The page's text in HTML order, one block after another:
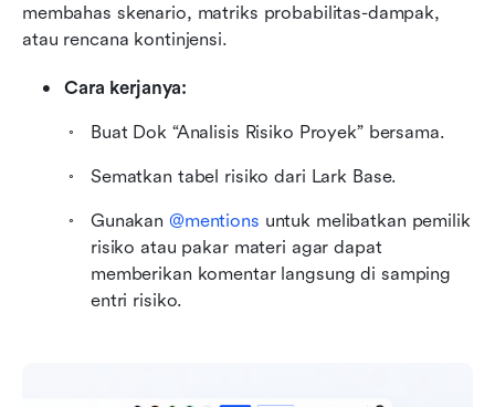
membahas skenario, matriks probabilitas-dampak,
atau rencana kontinjensi.
Cara kerjanya:
Buat Dok “Analisis Risiko Proyek” bersama.
Sematkan tabel risiko dari Lark Base.
Gunakan @mentions untuk melibatkan pemilik
risiko atau pakar materi agar dapat
memberikan komentar langsung di samping
entri risiko.